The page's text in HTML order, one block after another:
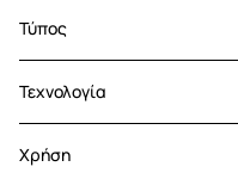
Τύπος
Τεχνολογία
Χρήση